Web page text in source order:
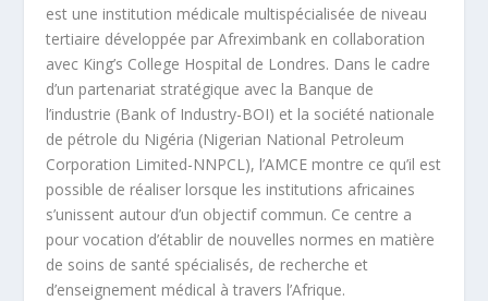
est une institution médicale multispécialisée de niveau
tertiaire développée par Afreximbank en collaboration
avec King’s College Hospital de Londres. Dans le cadre
d’un partenariat stratégique avec la Banque de
l’industrie (Bank of Industry-BOI) et la société nationale
de pétrole du Nigéria (Nigerian National Petroleum
Corporation Limited-NNPCL), l’AMCE montre ce qu’il est
possible de réaliser lorsque les institutions africaines
s’unissent autour d’un objectif commun. Ce centre a
pour vocation d’établir de nouvelles normes en matière
de soins de santé spécialisés, de recherche et
d’enseignement médical à travers l’Afrique.